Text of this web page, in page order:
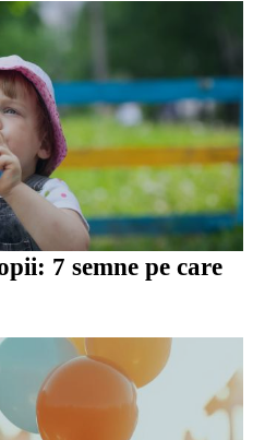
7 semne pe care